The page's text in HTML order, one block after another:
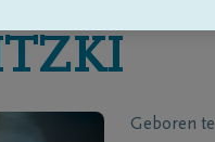
Geboren te